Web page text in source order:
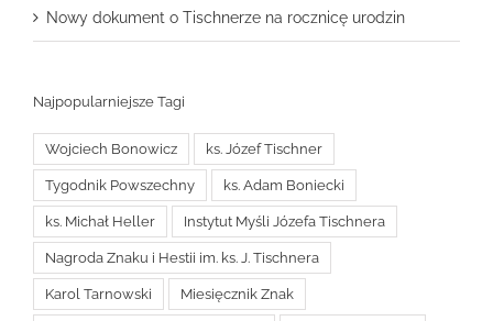
Nowy dokument o Tischnerze na rocznicę urodzin
Najpopularniejsze Tagi
Wojciech Bonowicz ks. Józef Tischner
Tygodnik Powszechny ks. Adam Boniecki
ks. Michał Heller Instytut Myśli Józefa Tischnera
Nagroda Znaku i Hestii im. ks. J. Tischnera
Karol Tarnowski Miesięcznik Znak